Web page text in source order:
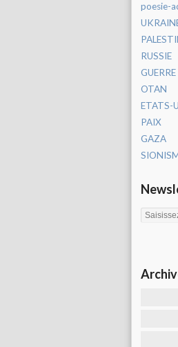
poesie-
RUSSIE
GUERRE
OTAN
ETATS-
PAIX
GAZA